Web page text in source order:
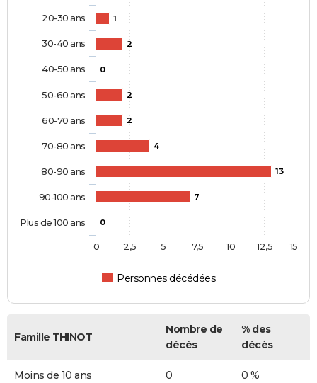
1
2
0
2
2
4
13
7
0
Personnes décédées
20-30 ans
30-40 ans
40-50 ans
50-60 ans
60-70 ans
70-80 ans
80-90 ans
90-100 ans
Plus de 100 ans
0 2,5 5 7,5 10 12,5 15
Famille THINOT
Nombre de
décès
% des
décès
Moins de 10 ans 0 0 %